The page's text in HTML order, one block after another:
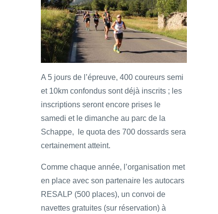
A 5 jours de l’épreuve, 400 coureurs semi
et 10km confondus sont déjà inscrits ; les
inscriptions seront encore prises le
samedi et le dimanche au parc de la
Schappe, le quota des 700 dossards sera
certainement atteint.
Comme chaque année, l’organisation met
en place avec son partenaire les autocars
RESALP (500 places), un convoi de
navettes gratuites (sur réservation) à